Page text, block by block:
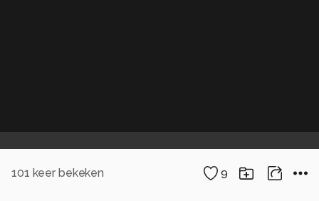
101 keer bekeken 9